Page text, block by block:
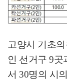
고양시 기초
인 선거구 9곳
서 30명의 시